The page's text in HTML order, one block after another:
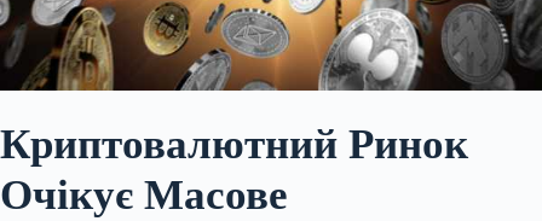
Криптовалютний Ринок
Очікує Масове